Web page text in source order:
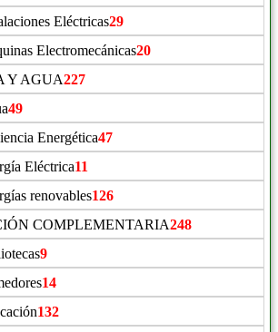
Eléctricas29
Electromecánicas20
Y AGUA227
49
Energética47
Eléctrica11
renovables126
COMPLEMENTARIA248
9
14
132